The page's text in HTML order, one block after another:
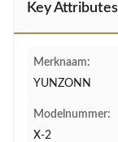
Key Attributes
Merknaam:
YUNZONN
Modelnummer:
X-2